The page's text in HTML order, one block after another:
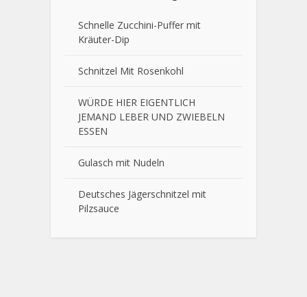
Schnelle Zucchini-Puffer mit
Kräuter-Dip
Schnitzel Mit Rosenkohl
WÜRDE HIER EIGENTLICH
JEMAND LEBER UND ZWIEBELN
ESSEN
Gulasch mit Nudeln
Deutsches Jägerschnitzel mit
Pilzsauce